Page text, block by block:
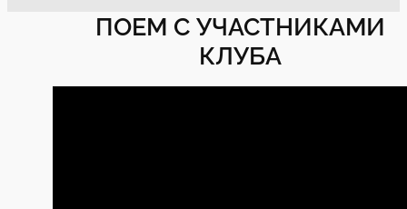
ПОЕМ С УЧАСТНИКАМИ
КЛУБА